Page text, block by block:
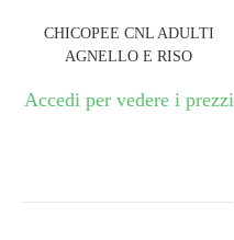
CHICOPEE CNL ADULTI
AGNELLO E RISO
Accedi per vedere i prezzi